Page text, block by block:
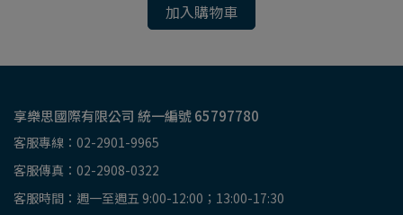
加入購物車
享樂思國際有限公司 統一編號 65797780
客服專線：02-2901-9965
客服傳真：02-2908-0322
客服時間：週一至週五 9:00-12:00；13:00-17:30